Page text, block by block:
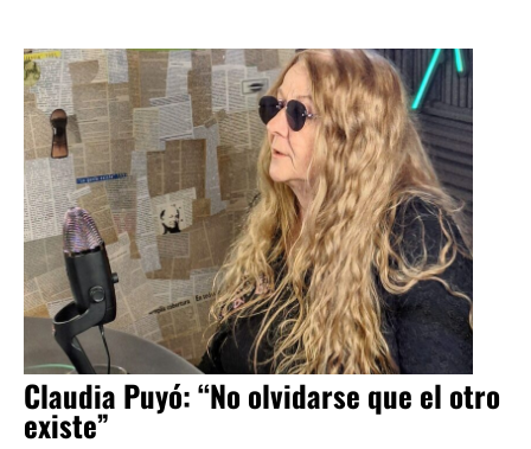
Claudia Puyó: “No olvidarse que el otro
existe”